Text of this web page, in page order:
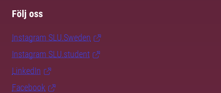
Följ oss
Instagram SLU.Sweden
Instagram SLU.student
LinkedIn
Facebook